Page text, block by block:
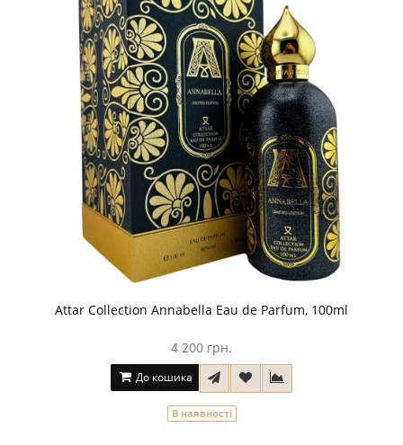
Attar Collection Annabella Eau de Parfum, 100ml
4 200 грн.
До кошика
В наявності